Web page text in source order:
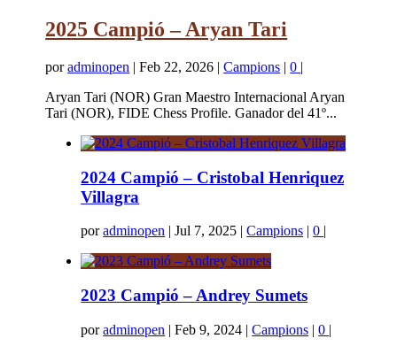
2025 Campió – Aryan Tari
poradminopen |Feb 22, 2026 |Campions |0 |
Aryan Tari (NOR) Gran Maestro Internacional Aryan
Tari (NOR), FIDE Chess Profile. Ganador del 41º...
2024 Campió – Cristobal Henriquez
Villagra
poradminopen |Jul 7, 2025 |Campions |0 |
2023 Campió – Andrey Sumets
poradminopen |Feb 9, 2024 |Campions |0 |